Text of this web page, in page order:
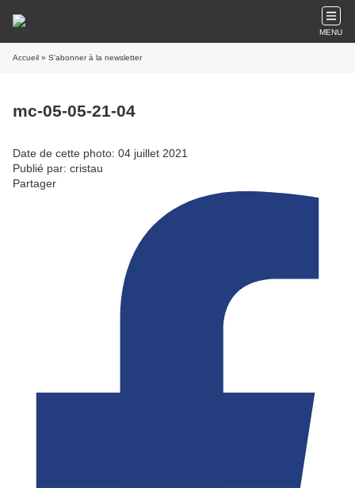
MENU
Accueil » S'abonner à la newsletter
mc-05-05-21-04
Date de cette photo: 04 juillet 2021
Publié par: cristau
Partager